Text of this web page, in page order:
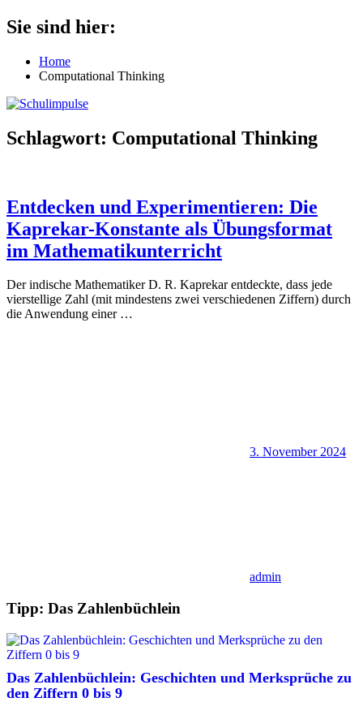
Zum
Inhalt
Schulimpulse
für
Grundschule
Sie sind hier:
Home
Computational Thinking
Schlagwort: Computational Thinking
Entdecken und Experimentieren: Die
Kaprekar-Konstante als Übungsformat
im Mathematikunterricht
Der indische Mathematiker D. R. Kaprekar entdeckte, dass jede
vierstellige Zahl (mit mindestens zwei verschiedenen Ziffern) durch
die Anwendung einer …
3. November 2024
admin
Tipp: Das Zahlenbüchlein
Das Zahlenbüchlein: Geschichten und Merksprüche zu
den Ziffern 0 bis 9